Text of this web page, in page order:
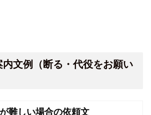
内文例（断る・代役をお願い
難しい場合の依頼文